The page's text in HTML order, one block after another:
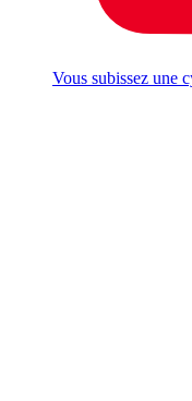
Vous subissez une